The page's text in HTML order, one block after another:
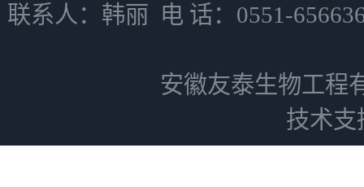
联系人：韩丽 电 话：0551-
安徽友泰生物工程
技术